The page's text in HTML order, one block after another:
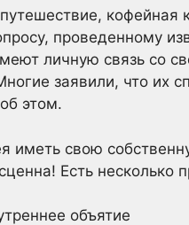
проведенному
личную связь со
заявили, что их
этом.
иметь свою
Есть
объятие